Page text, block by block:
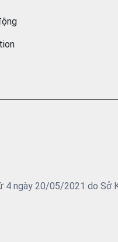
ngày 20/05/2021 do Sở